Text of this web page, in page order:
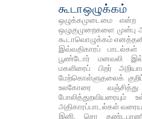
கூடாஒழுக்கம்
ஒழுக்கமுடைமை என்ற
ஒழுகுமுறைகளை முன்பு
கூடாவொழுக்கம்
இவ்வதிகாரப் பாடல்கள்
பூண்டோர் மனவலி
மகளிரைப்‌ பிறர்‌
மேற்கொள்ளுதலைக்
உலகோரை
போலித்துறவியரையும்
அதிகாரப்பாடல்கள்
இனி, சொ